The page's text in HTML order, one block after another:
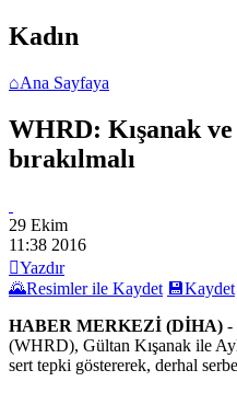
Kadın
⌂Ana Sayfaya
WHRD: Kışanak
bırakılmalı
29 Ekim
11:38 2016
Yazdır
🌄Resimler ile Kaydet 💾Kaydet
HABER MERKEZİ (DİHA) -
(WHRD), Gültan Kışanak ile
sert tepki göstererek, derhal